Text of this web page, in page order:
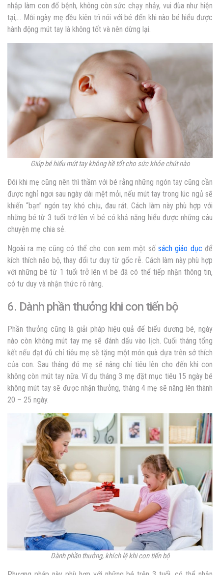
nhập làm con đổ bệnh, không còn sức chạy nhảy, vui đùa như hiện
tại,… Mỗi ngày mẹ đều kiên trì nói với bé đến khi nào bé hiểu được
hành động mút tay là không tốt và nên dừng lại.
Giúp bé hiểu mút tay không hề tốt cho sức khỏe chút nào
Đôi khi mẹ cũng nên thì thầm với bé rằng những ngón tay cũng cần
được nghỉ ngơi sau ngày dài mệt mỏi, nếu mút tay trong lúc ngủ sẽ
khiến “bạn” ngón tay khó chịu, đau rát. Cách làm này phù hợp với
những bé từ 3 tuổi trở lên vì bé có khả năng hiểu được những câu
chuyện mẹ chia sẻ.
Ngoài ra mẹ cũng có thể cho con xem một số sách giáo dục để
kích thích não bộ, thay đổi tư duy từ gốc rễ. Cách làm này phù hợp
với những bé từ 1 tuổi trở lên vì bé đã có thể tiếp nhận thông tin,
có tư duy và nhận thức rõ ràng.
6. Dành phần thưởng khi con tiến bộ
Phần thưởng cũng là giải pháp hiệu quả để biểu dương bé, ngày
nào còn không mút tay mẹ sẽ đánh dấu vào lịch. Cuối tháng tổng
kết nếu đạt đủ chỉ tiêu mẹ sẽ tặng một món quà dựa trên sở thích
của con. Sau tháng đó mẹ sẽ nâng chỉ tiêu lên cho đến khi con
không còn mút tay nữa. Ví dụ tháng 3 mẹ đặt mục tiêu 15 ngày bé
không mút tay sẽ được nhận thưởng, tháng 4 mẹ sẽ nâng lên thành
20 – 25 ngày.
Dành phần thưởng, khích lệ khi con tiến bộ